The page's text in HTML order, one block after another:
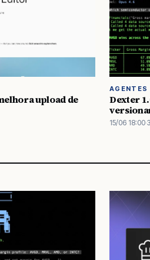
upload de
AGENTES
Dexter
15/06 18:00·